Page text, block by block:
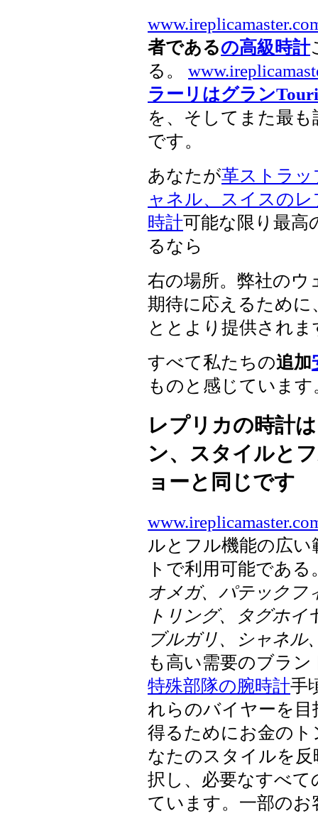
者であるの高級時計
る。
ラーリはグラン
を、そしてまた最
です。
あなたが革ストラッ
ャネル、スイスの
時計可能な限り最高
るなら
右の場所。弊社の
期待に応えるため
ととより提供されま
すべて私たちの追加
ものと感じています
レプリカの時計
ン、スタイルと
ョーと同じです
ルとフル機能の広
トで利用可能であ
オメガ、パテックフ
トリング、タグホ
ブルガリ、シャネル
も高い需要のブラ
特殊部隊の腕時計手
れらのバイヤーを
得るためにお金の
なたのスタイルを
択し、必要なすべ
ています。一部の